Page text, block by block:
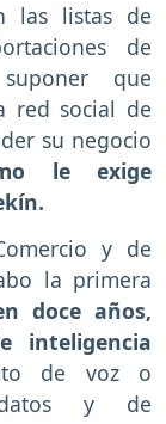
las listas de
de
que
red social de
su negocio
le exige
y de
la primera
doce años,
inteligencia
de voz o
y de